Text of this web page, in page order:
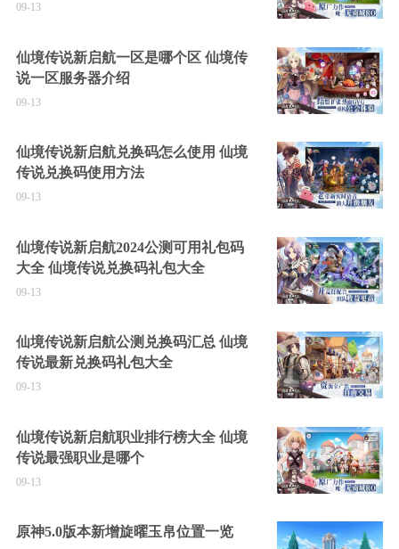
09-13
仙境传说新启航一区是哪个区 仙境传
说一区服务器介绍
09-13
仙境传说新启航兑换码怎么使用 仙境
传说兑换码使用方法
09-13
仙境传说新启航2024公测可用礼包码
大全 仙境传说兑换码礼包大全
09-13
仙境传说新启航公测兑换码汇总 仙境
传说最新兑换码礼包大全
09-13
仙境传说新启航职业排行榜大全 仙境
传说最强职业是哪个
09-13
原神5.0版本新增旋曜玉帛位置一览